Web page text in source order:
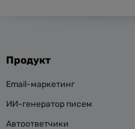
Продукт
Email-маркетинг
ИИ-генератор писем
Автоответчики